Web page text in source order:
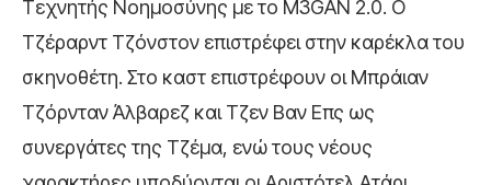
Τεχνητής Νοημοσύνης με το M3GAN 2.0. O
Τζέραρντ Τζόνστον επιστρέφει στην καρέκλα του
σκηνοθέτη. Στο καστ επιστρέφουν οι Μπράιαν
Τζόρνταν Άλβαρεζ και Τζεν Βαν Επς ως
συνεργάτες της Τζέμα, ενώ τους νέους